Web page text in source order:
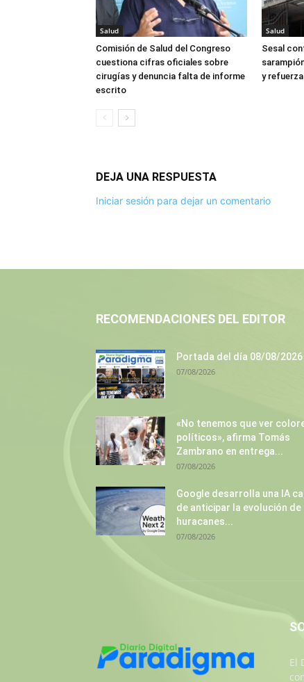
Salud
Comisión de Salud del Congreso
cuestiona cifras oficiales sobre
cirugías y denuncia falta de informe
escrito
Salud
Sesal
y
DEJA UNA RESPUESTA
Iniciar sesión para dejar un comentario
RECOMENDACIONES DEL EDITOR
Portada del día 08/08/2026
07/08/2026
«No tenemos que ver
políticos», afirma Tomás
Zambrano en entrega...
07/08/2026
Google desarrolla una IA
de anticipar la evolución de
huracanes...
07/08/2026
El